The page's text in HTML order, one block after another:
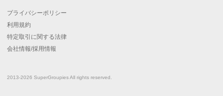
プライバシーポリシー
利用規約
特定取引に関する法律
会社情報/採用情報
2013-2026 SuperGroupies All rights reserved.